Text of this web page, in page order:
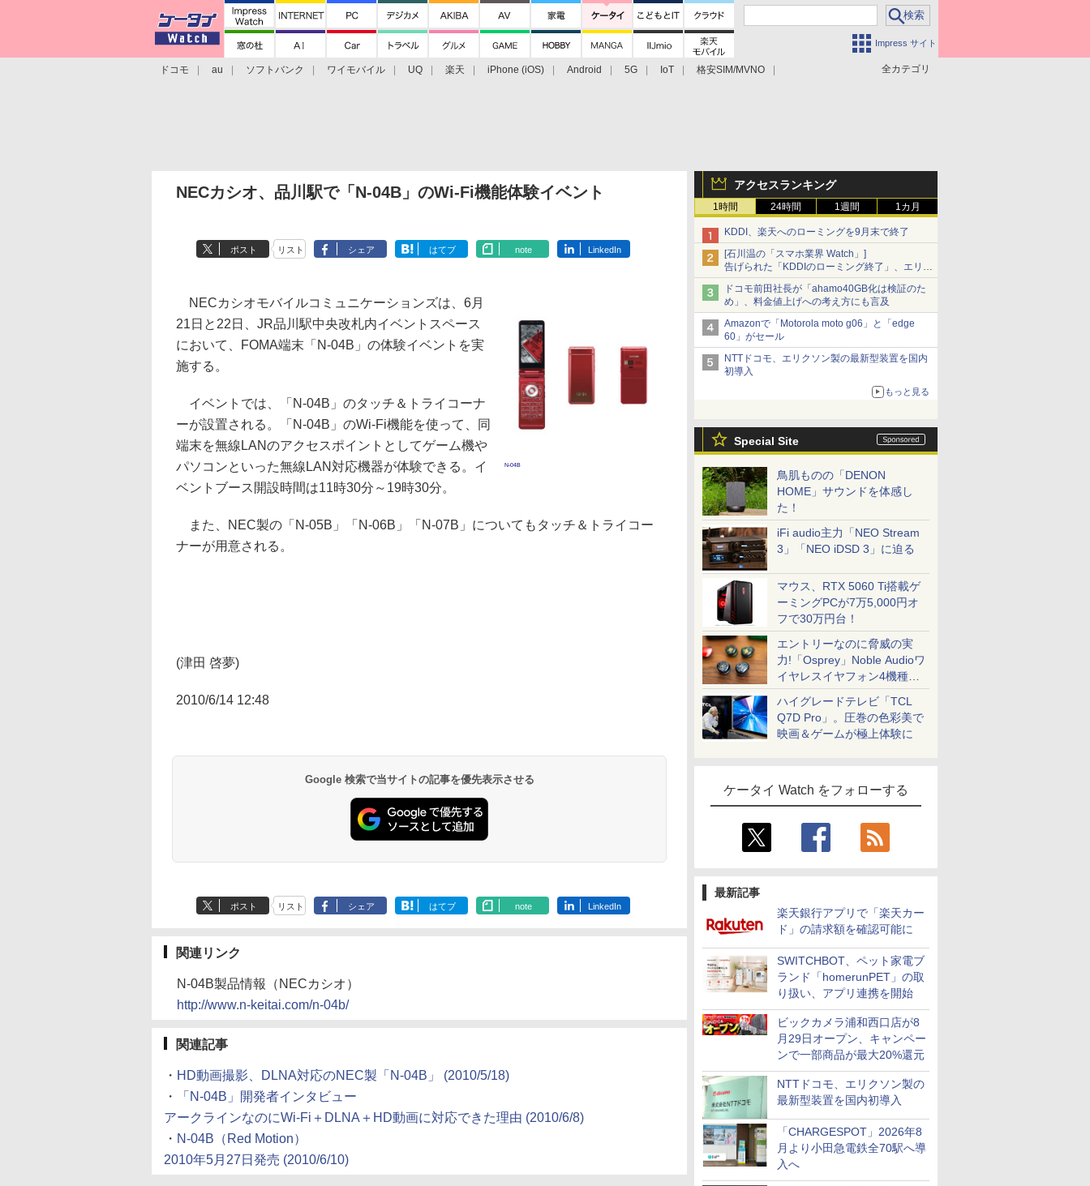
Impress サイト
全カテゴリ
ドコモ au ソフトバンク ワイモバイル UQ 楽天 iPhone (iOS) Android 5G IoT
格安SIM/MVNO
アクセスランキング
1時間 24時間 1週間 1カ月
KDDI、楽天へのローミングを9月末で終了
[石川温の「スマホ業界 Watch」]
告げられた「KDDIのローミング終了」、エリア
マップの落とし穴と楽天モバイルの課題
ドコモ前田社長が「ahamo40GB化は検証のた
め」、料金値上げへの考え方にも言及
Amazonで「Motorola moto g06」と「edge
60」がセール
NTTドコモ、エリクソン製の最新型装置を国内
初導入
もっと見る
Special Site
鳥肌ものの「DENON
HOME」サウンドを体感し
た！
iFi audio主力「NEO Stream
3」「NEO iDSD 3」に迫る
マウス、RTX 5060 Ti搭載ゲ
ーミングPCが7万5,000円オ
フで30万円台！
エントリーなのに脅威の実
力!「Osprey」Noble Audioワ
イヤレスイヤフォン4機種を
一気に聴く
ハイグレードテレビ「TCL
Q7D Pro」。圧巻の色彩美で
映画＆ゲームが極上体験に
ケータイ Watch をフォローする
最新記事
楽天銀行アプリで「楽天カー
ド」の請求額を確認可能に
SWITCHBOT、ペット家電ブ
ランド「homerunPET」の取
り扱い、アプリ連携を開始
ビックカメラ浦和西口店が8
月29日オープン、キャンペー
ンで一部商品が最大20%還元
NTTドコモ、エリクソン製の
最新型装置を国内初導入
「CHARGESPOT」2026年8
月より小田急電鉄全70駅へ導
入へ
NECカシオ、品川駅で「N-04B」のWi-Fi機能体験イベント
ポスト リスト シェア はてブ note LinkedIn
N-04B
NECカシオモバイルコミュニケーションズは、6月
21日と22日、JR品川駅中央改札内イベントスペース
において、FOMA端末「N-04B」の体験イベントを実
施する。
イベントでは、「N-04B」のタッチ＆トライコーナ
ーが設置される。「N-04B」のWi-Fi機能を使って、同
端末を無線LANのアクセスポイントとしてゲーム機や
パソコンといった無線LAN対応機器が体験できる。イ
ベントブース開設時間は11時30分～19時30分。
また、NEC製の「N-05B」「N-06B」「N-07B」についてもタッチ＆トライコー
ナーが用意される。
(津田 啓夢)
2010/6/14 12:48
Google 検索で当サイトの記事を優先表示させる
ポスト リスト シェア はてブ note LinkedIn
関連リンク
N-04B製品情報（NECカシオ）
http://www.n-keitai.com/n-04b/
関連記事
・ HD動画撮影、DLNA対応のNEC製「N-04B」
(2010/5/18)
・
「N-04B」開発者インタビュー
アークラインなのにWi-Fi＋DLNA＋HD動画に対応できた理由 (2010/6/8)
・ N-04B（Red Motion）
2010年5月27日発売 (2010/6/10)